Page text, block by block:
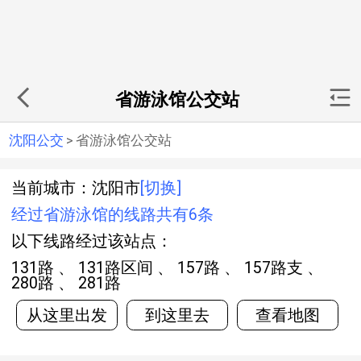
省游泳馆公交站
沈阳公交 > 省游泳馆公交站
当前城市：沈阳市 [切换]
经过省游泳馆的线路共有6条
以下线路经过该站点：
131路 、 131路区间 、 157路 、 157路支 、
280路 、 281路
从这里出发
到这里去 查看地图